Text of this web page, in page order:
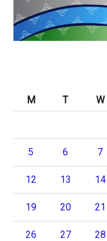
M
T W
5 6 7
12 13 14
19 20 21
26 27 28